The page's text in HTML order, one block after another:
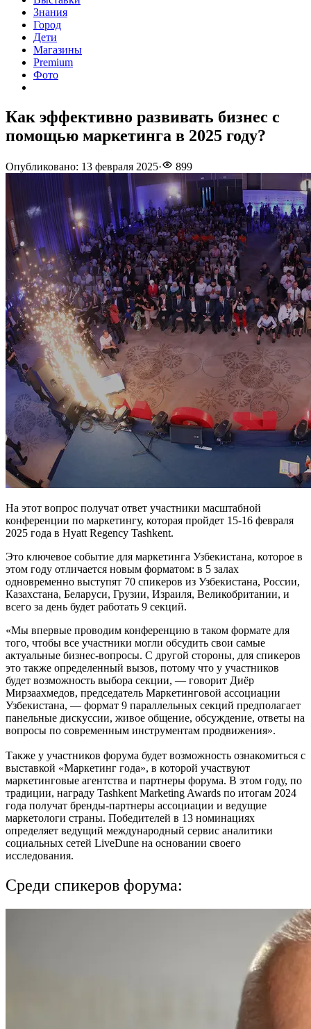
Знания
Город
Дети
Магазины
Premium
Фото
Как эффективно развивать бизнес с
помощью маркетинга в 2025 году?
Опубликовано: 13 февраля 2025· 899
На этот вопрос получат ответ участники масштабной
конференции по маркетингу, которая пройдет 15-16 февраля
2025 года в Hyatt Regency Tashkent.
Это ключевое событие для маркетинга Узбекистана, которое в
этом году отличается новым форматом: в 5 залах
одновременно выступят 70 спикеров из Узбекистана, России,
Казахстана, Беларуси, Грузии, Израиля, Великобритании, и
всего за день будет работать 9 секций.
«Мы впервые проводим конференцию в таком формате для
того, чтобы все участники могли обсудить свои самые
актуальные бизнес-вопросы. С другой стороны, для спикеров
это также определенный вызов, потому что у участников
будет возможность выбора секции, — говорит Диёр
Мирзаахмедов, председатель Маркетинговой ассоциации
Узбекистана, — формат 9 параллельных секций предполагает
панельные дискуссии, живое общение, обсуждение, ответы на
вопросы по современным инструментам продвижения».
Также у участников форума будет возможность ознакомиться с
выставкой «Маркетинг года», в которой участвуют
маркетинговые агентства и партнеры форума. В этом году, по
традиции, награду Tashkent Marketing Awards по итогам 2024
года получат бренды-партнеры ассоциации и ведущие
маркетологи страны. Победителей в 13 номинациях
определяет ведущий международный сервис аналитики
социальных сетей LiveDune на основании своего
исследования.
Среди спикеров форума: